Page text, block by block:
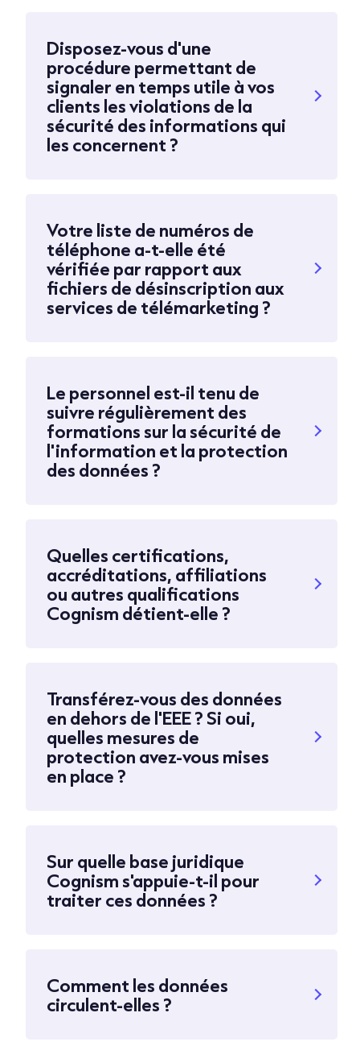
Disposez-vous d'une
procédure permettant de
signaler en temps utile à vos
clients les violations de la
sécurité des informations qui
les concernent ?
Votre liste de numéros de
téléphone a-t-elle été
vérifiée par rapport aux
fichiers de désinscription aux
services de télémarketing ?
Le personnel est-il tenu de
suivre régulièrement des
formations sur la sécurité de
l'information et la protection
des données ?
Quelles certifications,
accréditations, affiliations
ou autres qualifications
Cognism détient-elle ?
Transférez-vous des données
en dehors de l'EEE ? Si oui,
quelles mesures de
protection avez-vous mises
en place ?
Sur quelle base juridique
Cognism s'appuie-t-il pour
traiter ces données ?
Comment les données
circulent-elles ?